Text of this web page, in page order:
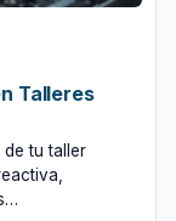
Talleres
tu taller